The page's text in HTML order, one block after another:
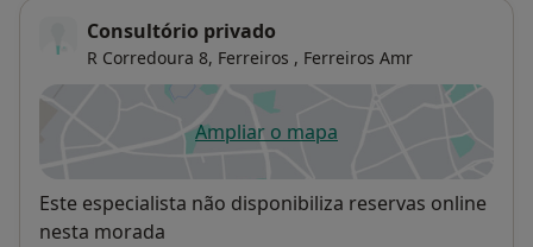
Consultório privado
R Corredoura 8, Ferreiros , Ferreiros Amr
Ampliar o mapaabre num novo separador
Disponibilidade
Este especialista não disponibiliza reservas online
nesta morada